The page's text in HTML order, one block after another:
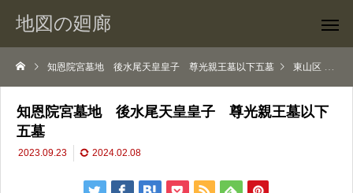
地図の廻廊
知恩院宮墓地 後水尾天皇皇子 尊光親王墓以下五墓 東山区
知恩院宮墓地 後水尾天皇皇子 尊光親王墓以下
五墓
2023.09.23 2024.02.08